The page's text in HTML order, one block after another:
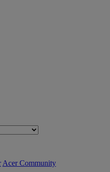
Acer Community